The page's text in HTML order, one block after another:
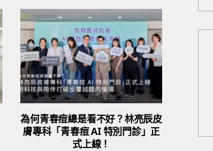
為何青春痘總是看不好？林亮辰皮
膚專科「青春痘 AI 特別門診」正
式上線！